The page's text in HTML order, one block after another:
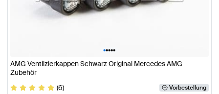
•••••
AMG Ventilzierkappen Schwarz Original Mercedes AMG
Zubehör
(6)
Vorbestellung